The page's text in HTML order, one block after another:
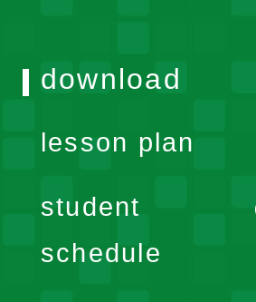
download
lesson plan
student
schedule